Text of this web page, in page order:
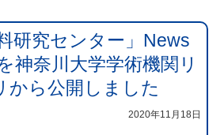
研究センター」News
神奈川大学学術機関リ
から公開しました
2020年11月18日